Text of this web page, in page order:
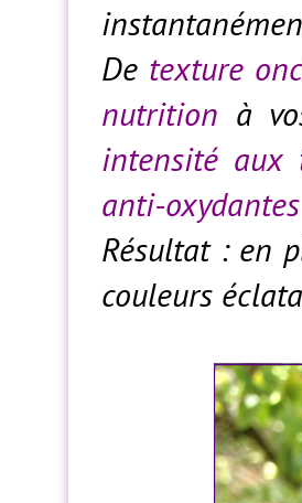
De texture
nutrition à
intensité aux
anti-oxydantes
Résultat : en
couleurs